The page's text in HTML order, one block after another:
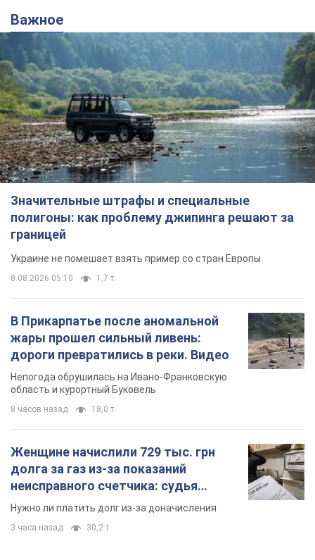
Важное
Значительные штрафы и специальные
полигоны: как проблему джипинга решают за
границей
Украине не помешает взять пример со стран Европы
8.08.2026 05:10 1,7 т.
В Прикарпатье после аномальной
жары прошел сильный ливень:
дороги превратились в реки. Видео
Непогода обрушилась на Ивано-Франковскую
область и курортный Буковель
8 часов назад 18,0 т.
Женщине начислили 729 тыс. грн
долга за газ из-за показаний
неисправного счетчика: судья
вынес неожиданное решение
Нужно ли платить долг из-за доначисления
3 часа назад 30,2 т.